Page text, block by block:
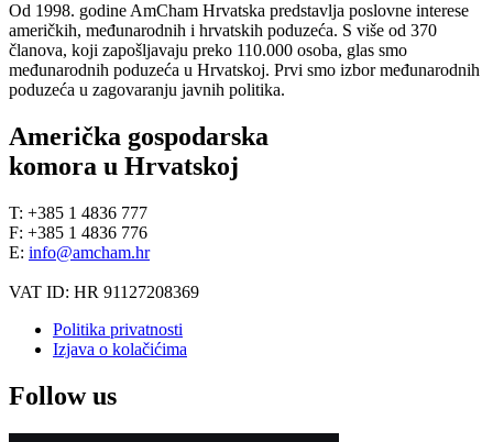
Od 1998. godine AmCham Hrvatska predstavlja poslovne interese
američkih, međunarodnih i hrvatskih poduzeća. S više od 370
članova, koji zapošljavaju preko 110.000 osoba, glas smo
međunarodnih poduzeća u Hrvatskoj. Prvi smo izbor međunarodnih
poduzeća u zagovaranju javnih politika.
Američka gospodarska
komora u Hrvatskoj
T: +385 1 4836 777
F: +385 1 4836 776
E: info@amcham.hr
VAT ID: HR 91127208369
Politika privatnosti
Izjava o kolačićima
Follow us